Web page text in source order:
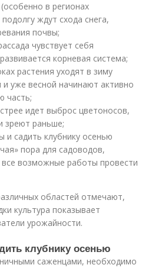
в регионах
ждут схода снега,
почвы;
чувствует себя
корневая система;
растения уходят в зиму
уже весной начинают активно
часть;
идет выброс цветоносов,
зреют раньше;
и садить клубнику осенью
пора для садоводов,
возможные работы провести
областей отмечают,
культура показывает
урожайности.
клубнику осенью
саженцами, необходимо